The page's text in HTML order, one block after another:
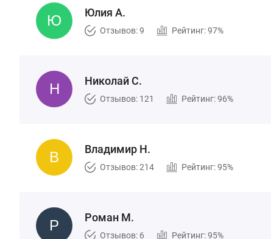
Юлия А.
Отзывов: 9 Рейтинг: 97%
Николай С.
Отзывов: 121 Рейтинг: 96%
Владимир Н.
Отзывов: 214 Рейтинг: 95%
Роман М.
Отзывов: 6 Рейтинг: 95%